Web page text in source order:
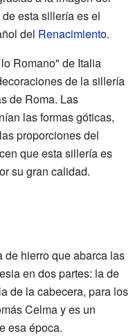
esta sillería es el
del Renacimiento.
Romano" de Italia
de la sillería
de Roma. Las
las formas góticas,
proporciones del
que esta sillería es
su gran calidad.
de hierro que abarca las
en dos partes: la de
de la cabecera, para los
Celma y es un
esa época.